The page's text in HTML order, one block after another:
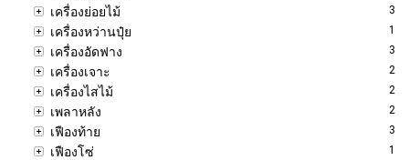
เครื่องย่อยไม้ 3
เครื่องหว่านปุ๋ย 1
เครื่องอัดฟาง 3
เครื่องเจาะ 2
เครื่องไสไม้ 2
เพลาหลัง 2
เฟืองท้าย 3
เฟืองโซ่ 1